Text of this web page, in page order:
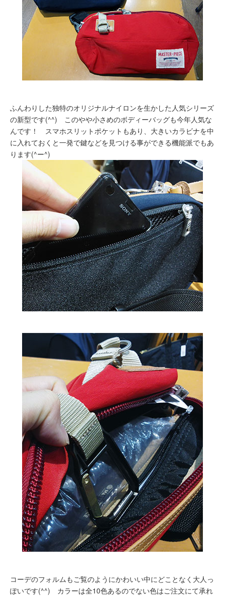
ふんわりした独特のオリジナルナイロンを生かした人気シリーズ
の新型です(^^) このやや小さめのボディーバッグも今年人気な
んです！ スマホスリットポケットもあり、大きいカラビナを中
に入れておくと一発で鍵などを見つける事ができる機能派でもあ
ります(^ー^)
コーデのフォルムもご覧のようにかわいい中にどことなく大人っ
ぽいです(^^) カラーは全10色あるのでない色はご注文にて承れ